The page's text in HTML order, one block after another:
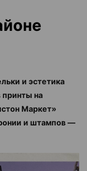
и эстетика
принты на
Маркет»
и штампов —